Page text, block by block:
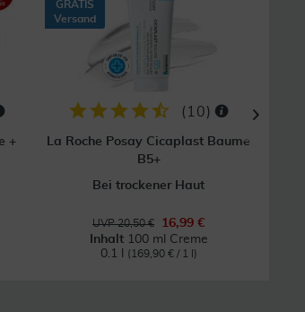
+
GRATIS
Versand
( 10)
La Roche Posay Cicaplast Baume
B5+
Bei trockener Haut
UVP 20,50 €
16,99 €
Inhalt 100 ml Creme
0.1 l
(169,90 € / 1 l)